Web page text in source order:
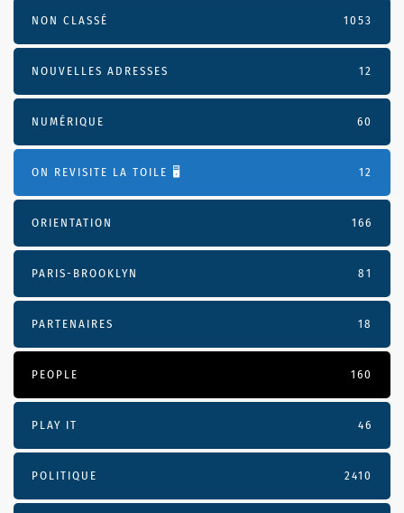
NON CLASSÉ 1053
NOUVELLES ADRESSES 12
NUMÉRIQUE 60
ON REVISITE LA TOILE 🖥️ 12
ORIENTATION 166
PARIS-BROOKLYN 81
PARTENAIRES 18
PEOPLE 160
PLAY IT 46
POLITIQUE 2410